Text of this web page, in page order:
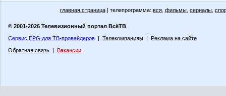
главная страница | телепрограмма: вся фильмы сериалы
© 2001-2026 Телевизионный портал ВсёТВ
Сервис EPG для ТВ-провайдеров | Телекомпаниям | Реклама на сайте
Обратная связь | Вакансии